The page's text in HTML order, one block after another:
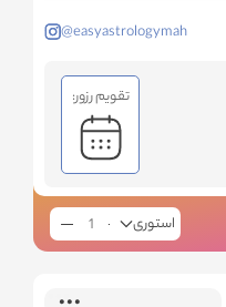
@easyastrologymah
تقویم رزور:
استوری